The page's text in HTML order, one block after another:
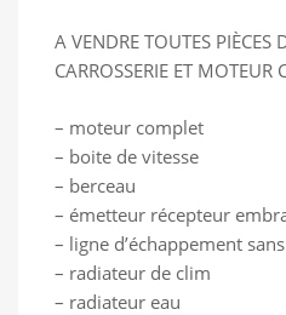
A VENDRE TOUTES PIÈCES
CARROSSERIE ET MOTEUR
– moteur complet
– boite de vitesse
– berceau
– émetteur récepteur
– ligne d’échappement
– radiateur de clim
– radiateur eau